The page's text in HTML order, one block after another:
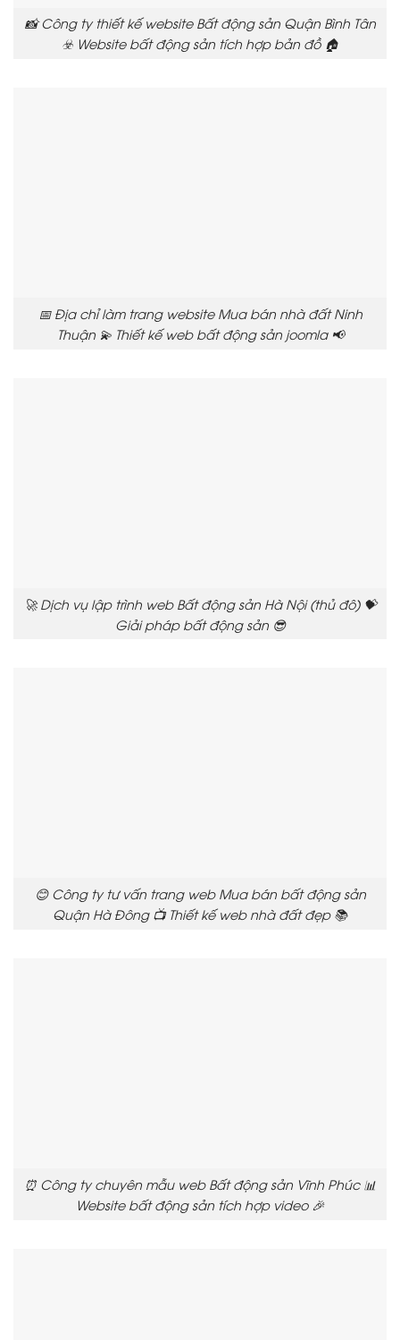
📸 Công ty thiết kế website Bất động sản Quận Bình Tân
☣️ Website bất động sản tích hợp bản đồ 🏠
📅 Địa chỉ làm trang website Mua bán nhà đất Ninh
Thuận 💫 Thiết kế web bất động sản joomla 📢
🚀 Dịch vụ lập trình web Bất động sản Hà Nội (thủ đô) 💝
Giải pháp bất động sản 😎
😊 Công ty tư vấn trang web Mua bán bất động sản
Quận Hà Đông 📺 Thiết kế web nhà đất đẹp 📚
⏰ Công ty chuyên mẫu web Bất động sản Vĩnh Phúc 📊
Website bất động sản tích hợp video 🎉